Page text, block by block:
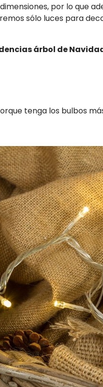
por lo que
sólo luces para
árbol de
tenga los bulbos